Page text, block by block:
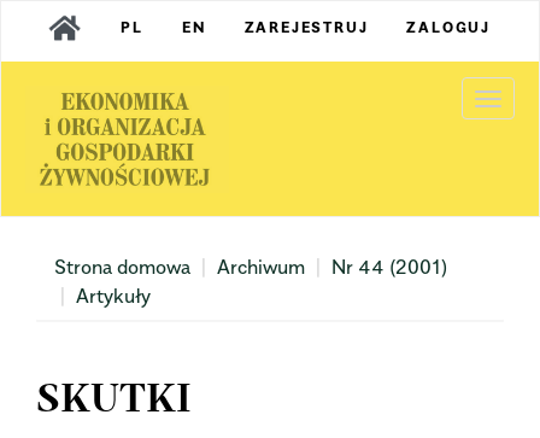
Main
Navigation
Content
Sidebar
PL EN ZAREJESTRUJ ZALOGUJ
Strona domowa Archiwum
Nr 44 (2001)
Artykuły
SKUTKI